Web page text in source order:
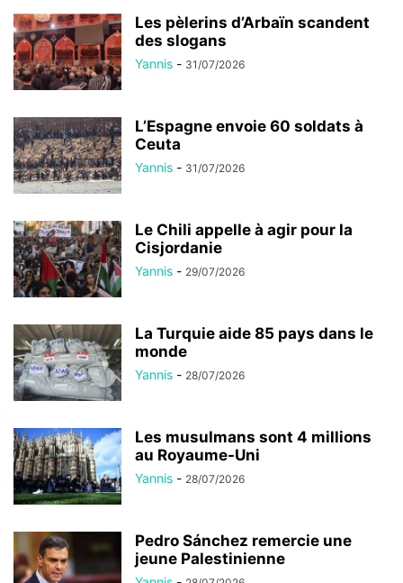
Les pèlerins d’Arbaïn scandent
des slogans
Yannis - 31/07/2026
L’Espagne envoie 60 soldats à
Ceuta
Yannis - 31/07/2026
Le Chili appelle à agir pour la
Cisjordanie
Yannis - 29/07/2026
La Turquie aide 85 pays dans le
monde
Yannis - 28/07/2026
Les musulmans sont 4 millions
au Royaume-Uni
Yannis - 28/07/2026
Pedro Sánchez remercie une
jeune Palestinienne